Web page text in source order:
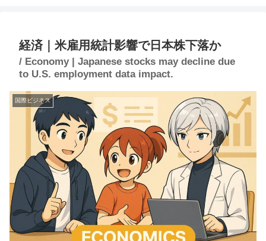
経済｜米雇用統計影響で日本株下落か
/ Economy | Japanese stocks may decline due
to U.S. employment data impact.
国際ビジネス